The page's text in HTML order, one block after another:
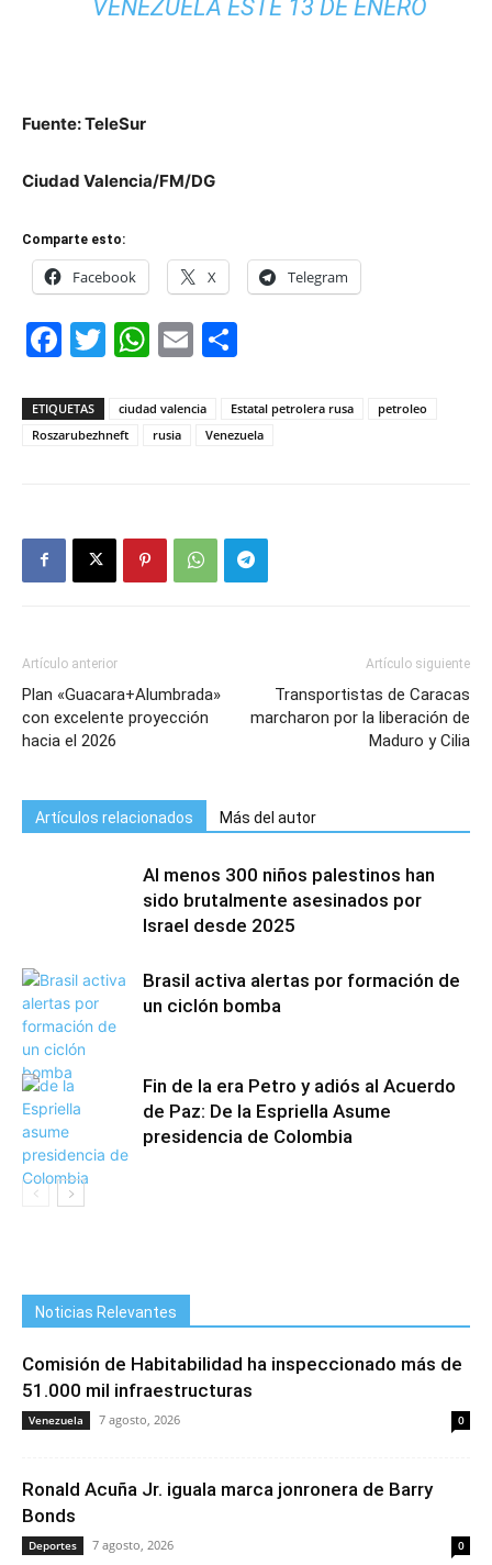
VENEZUELA ESTE 13 DE ENERO
Fuente: TeleSur
Ciudad Valencia/FM/DG
Comparte esto:
Facebook X Telegram
Facebook
Twitter
WhatsApp
Email
ETIQUETAS ciudad valencia Estatal petrolera rusa
petroleo
Roszarubezhneft
rusia Venezuela
Artículo anterior
Plan «Guacara+Alumbrada»
con excelente proyección
hacia el 2026
Artículo siguiente
Transportistas de Caracas
marcharon por la liberación de
Maduro y Cilia
Artículos relacionados Más del autor
Al menos 300 niños palestinos han
sido brutalmente asesinados por
Israel desde 2025
Brasil activa alertas por formación de
un ciclón bomba
Fin de la era Petro y adiós al Acuerdo
de Paz: De la Espriella Asume
presidencia de Colombia
Noticias Relevantes
Comisión de Habitabilidad ha inspeccionado más de
51.000 mil infraestructuras
Venezuela 7 agosto, 2026 0
Ronald Acuña Jr. iguala marca jonronera de Barry
Bonds
Deportes 7 agosto, 2026 0